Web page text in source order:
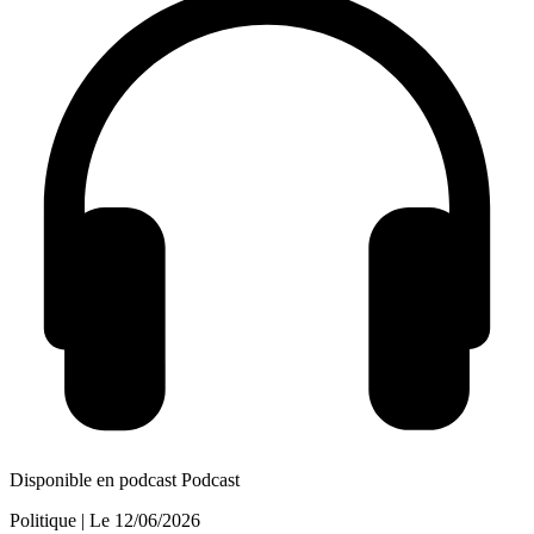
Disponible en podcast Podcast
Politique | Le 12/06/2026